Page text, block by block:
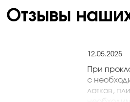
Отзывы
12.05.2025
При
с
лотков,